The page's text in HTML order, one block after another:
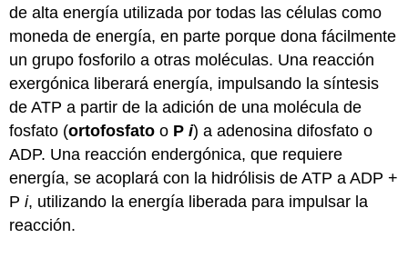
de alta energía utilizada por todas las células como
moneda de energía, en parte porque dona fácilmente
un grupo fosforilo a otras moléculas. Una reacción
exergónica liberará energía, impulsando la síntesis
de ATP a partir de la adición de una molécula de
fosfato (ortofosfato o Pi) a adenosina difosfato o
ADP. Una reacción endergónica, que requiere
energía, se acoplará con la hidrólisis de ATP a ADP +
Pi, utilizando la energía liberada para impulsar la
reacción.